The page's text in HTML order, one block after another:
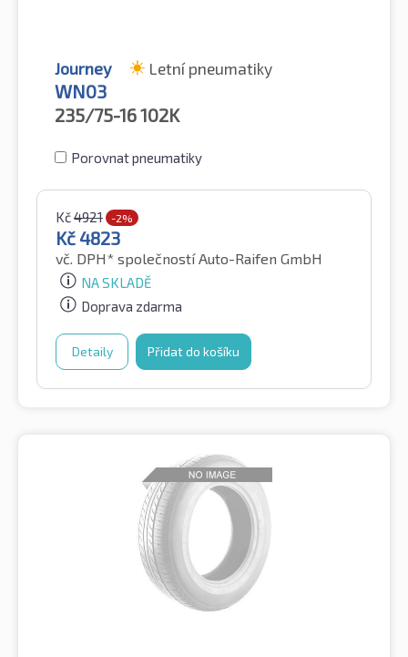
Journey Letní pneumatiky
WN03
235/75-16102K
Porovnat pneumatiky
Kč4921 -2%
Kč4823
vč. DPH* společností Auto-Raifen GmbH
NA SKLADĚ
Doprava zdarma
Detaily Přidat do košíku